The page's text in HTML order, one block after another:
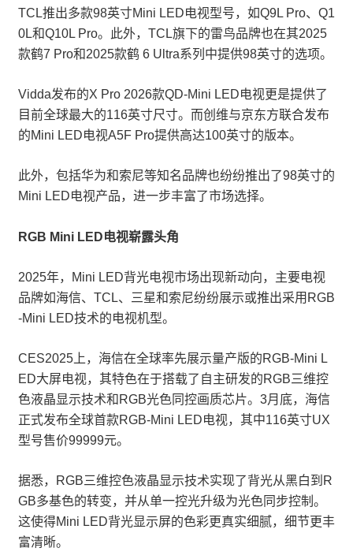
TCL推出多款98英寸Mini LED电视型号，如Q9L Pro、Q1
0L和Q10L Pro。此外，TCL旗下的雷鸟品牌也在其2025
款鹤7 Pro和2025款鹤 6 Ultra系列中提供98英寸的选项。
Vidda发布的X Pro 2026款QD-Mini LED电视更是提供了
目前全球最大的116英寸尺寸。而创维与京东方联合发布
的Mini LED电视A5F Pro提供高达100英寸的版本。
此外，包括华为和索尼等知名品牌也纷纷推出了98英寸的
Mini LED电视产品，进一步丰富了市场选择。
RGB Mini LED电视崭露头角
2025年，Mini LED背光电视市场出现新动向，主要电视
品牌如海信、TCL、三星和索尼纷纷展示或推出采用RGB
-Mini LED技术的电视机型。
CES2025上，海信在全球率先展示量产版的RGB-Mini L
ED大屏电视，其特色在于搭载了自主研发的RGB三维控
色液晶显示技术和RGB光色同控画质芯片。3月底，海信
正式发布全球首款RGB-Mini LED电视，其中116英寸UX
型号售价99999元。
据悉，RGB三维控色液晶显示技术实现了背光从黑白到R
GB多基色的转变，并从单一控光升级为光色同步控制。
这使得Mini LED背光显示屏的色彩更真实细腻，细节更丰
富清晰。